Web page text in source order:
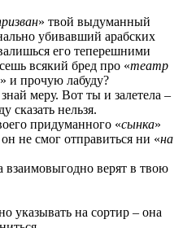
» твой выдуманный
убивавший арабских
его теперешними
всякий бред про «театр
» и прочую лабуду?
меру. Вот ты и залетела –
сказать нельзя.
придуманного «сынка»
не смог отправиться ни «на
взаимовыгодно верят в твою
указывать на сортир – она